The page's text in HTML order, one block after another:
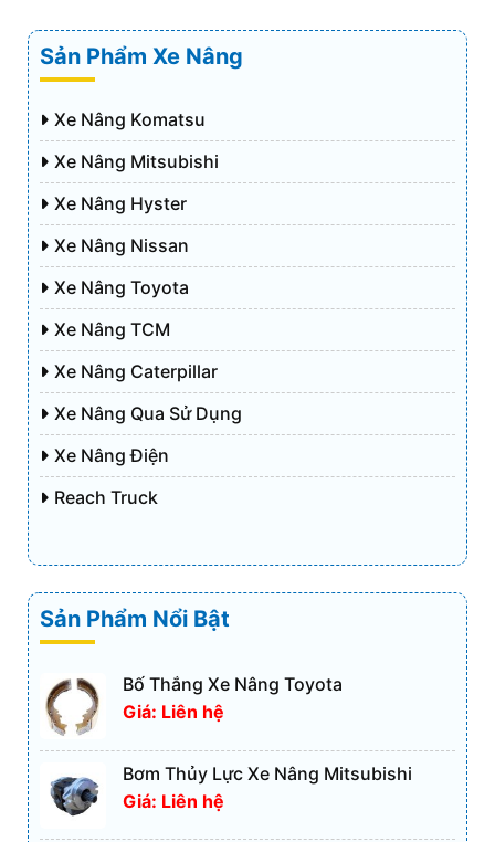
Sản Phẩm Xe Nâng
Xe Nâng Komatsu
Xe Nâng Mitsubishi
Xe Nâng Hyster
Xe Nâng Nissan
Xe Nâng Toyota
Xe Nâng TCM
Xe Nâng Caterpillar
Xe Nâng Qua Sử Dụng
Xe Nâng Điện
Reach Truck
Sản Phẩm Nổi Bật
Bố Thắng Xe Nâng Toyota
Giá: Liên hệ
Bơm Thủy Lực Xe Nâng Mitsubishi
Giá: Liên hệ